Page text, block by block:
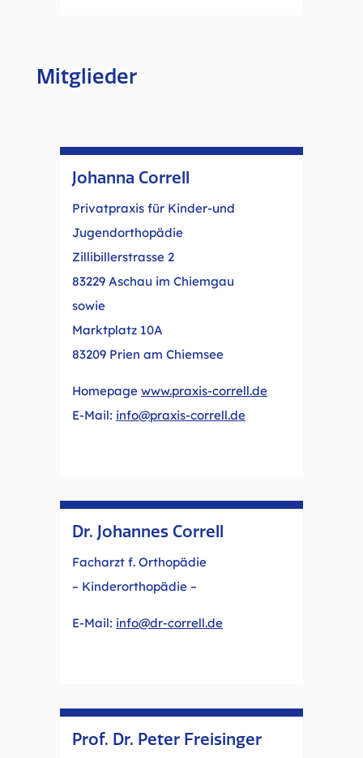
Mitglieder
Johanna Correll
Privatpraxis für Kinder-und
Jugendorthopädie
Zillibillerstrasse 2
83229 Aschau im Chiemgau
sowie
Marktplatz 10A
83209 Prien am Chiemsee
Homepage www.praxis-correll.de
E-Mail: info@praxis-correll.de
Dr. Johannes Correll
Facharzt f. Orthopädie
– Kinderorthopädie –
E-Mail: info@dr-correll.de
Prof. Dr. Peter Freisinger